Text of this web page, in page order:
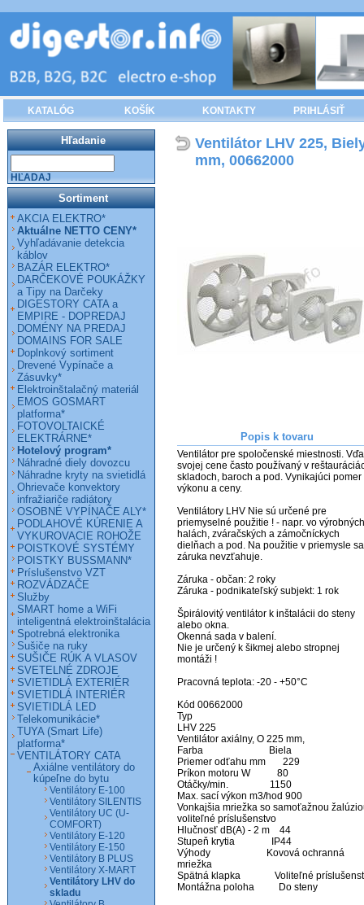
KATALÓG KOŠÍK KONTAKTY PRIHLÁSIŤ
Ventilátor LHV 225,
mm, 00662000
Popis k tovaru
Ventilátor pre spoločenské miestnosti.
svojej cene často používaný v
skladoch, baroch a pod. Vynikajúci pomer
výkonu a ceny.
Ventilátory LHV Nie sú určené pre
priemyselné použitie ! - napr. vo výrobných
halách, zváračských a zámočníckych
dielňach a pod. Na použitie v priemysle sa
záruka nevzťahuje.
Záruka - občan: 2 roky
Záruka - podnikateľský subjekt: 1 rok
Špirálovitý ventilátor k inštalácii do steny
alebo okna.
Okenná sada v balení.
Nie je určený k šikmej alebo stropnej
montáži !
Pracovná teplota: -20 - +50°C
Kód 00662000
Typ
LHV 225
Ventilátor axiálny, O 225 mm,
Farba                           Biela
Priemer odťahu mm       229
Príkon motoru W           80
Otáčky/min.                 1150
Max. sací výkon m3/hod 900
Vonkajšia mriežka so samoťažnou
voliteľné príslušenstvo
Hlučnosť dB(A) - 2 m    44
Stupeň krytia               IP44
Výhody                       Kovová ochranná
mriežka
Spätná klapka              Voliteľné
Montážna poloha          Do steny
Hľadanie
HĽADAJ
Sortiment
AKCIA ELEKTRO*
Aktuálne NETTO CENY*
Vyhľadávanie detekcia
káblov
BAZÁR ELEKTRO*
DARČEKOVÉ POUKÁŽKY
a Tipy na Darčeky
DIGESTORY CATA a
EMPIRE - DOPREDAJ
DOMÉNY NA PREDAJ
DOMAINS FOR SALE
Doplnkový sortiment
Drevené Vypínače a
Zásuvky*
Elektroinštalačný materiál
EMOS GOSMART
platforma*
FOTOVOLTAICKÉ
ELEKTRÁRNE*
Hotelový program*
Náhradné diely dovozcu
Náhradne kryty na svietidlá
Ohrievače konvektory
infražiariče radiátory
OSOBNÉ VYPÍNAČE ALY*
PODLAHOVÉ KÚRENIE A
VYKUROVACIE ROHOŽE
POISTKOVÉ SYSTÉMY
POISTKY BUSSMANN*
Príslušenstvo VZT
ROZVÁDZAČE
Služby
SMART home a WiFi
inteligentná elektroinštalácia
Spotrebná elektronika
Sušiče na ruky
SUŠIČE RÚK A VLASOV
SVETELNÉ ZDROJE
SVIETIDLÁ EXTERIÉR
SVIETIDLÁ INTERIÉR
SVIETIDLÁ LED
Telekomunikácie*
TUYA (Smart Life)
platforma*
VENTILÁTORY CATA
Axiálne ventilátory do
kúpeľne do bytu
Ventilátory E-100
Ventilátory SILENTIS
Ventilátory UC (U-
COMFORT)
Ventilátory E-120
Ventilátory E-150
Ventilátory B PLUS
Ventilátory X-MART
Ventilátory LHV do
skladu